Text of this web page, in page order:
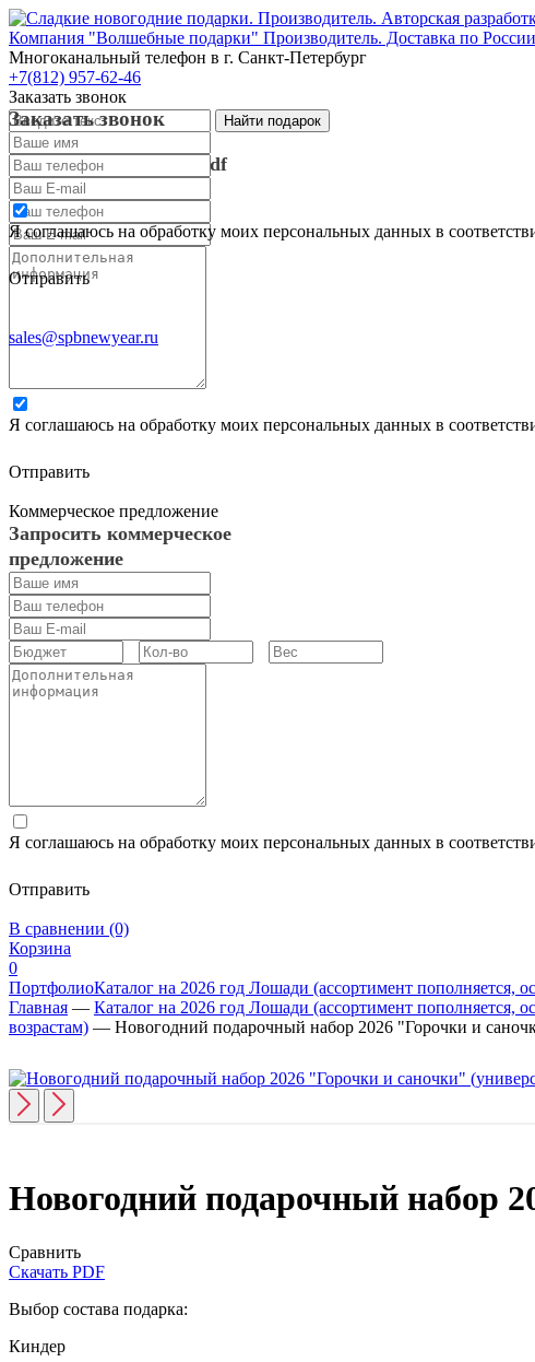
Компания "Волшебные подарки" Производитель. Доставка по России
Многоканальный телефон в г. Санкт-Петербург
+7(812) 957-62-46
Заказать звонок
Заказать звонок
Я соглашаюсь на обработку моих персональных данных в
Отправить
sales@spbnewyear.ru
Запросить каталог в pdf
Запросить каталог в pdf
Я соглашаюсь на обработку моих персональных данных в
Отправить
Коммерческое предложение
Запросить коммерческое
предложение
Я соглашаюсь на обработку моих персональных данных в
Отправить
В сравнении (0)
Корзина
0
ПортфолиоКаталог на 2026 год Лошади (ассортимент пополняется,
Главная — Каталог на 2026 год Лошади (ассортимент пополняется,
возрастам) — Новогодний подарочный набор 2026 "Горочки и
Новогодний подарочный набор
Сравнить
Скачать PDF
Выбор состава подарка:
Киндер